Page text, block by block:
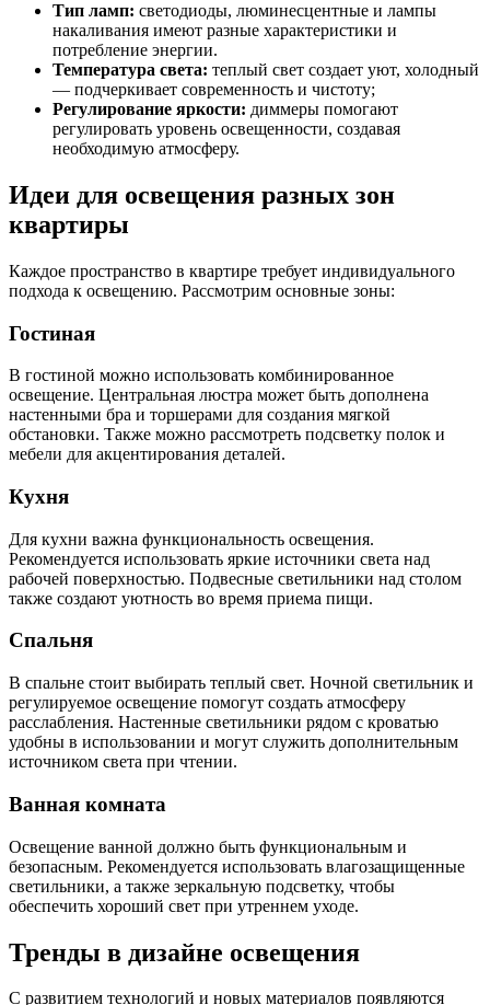
Тип ламп: светодиоды, люминесцентные и лампы
накаливания имеют разные характеристики и
потребление энергии.
Температура света: теплый свет создает уют, холодный
— подчеркивает современность и чистоту;
Регулирование яркости: диммеры помогают
регулировать уровень освещенности, создавая
необходимую атмосферу.
Идеи для освещения разных зон
квартиры
Каждое пространство в квартире требует индивидуального
подхода к освещению. Рассмотрим основные зоны:
Гостиная
В гостиной можно использовать комбинированное
освещение. Центральная люстра может быть дополнена
настенными бра и торшерами для создания мягкой
обстановки. Также можно рассмотреть подсветку полок и
мебели для акцентирования деталей.
Кухня
Для кухни важна функциональность освещения.
Рекомендуется использовать яркие источники света над
рабочей поверхностью. Подвесные светильники над столом
также создают уютность во время приема пищи.
Спальня
В спальне стоит выбирать теплый свет. Ночной светильник и
регулируемое освещение помогут создать атмосферу
расслабления. Настенные светильники рядом с кроватью
удобны в использовании и могут служить дополнительным
источником света при чтении.
Ванная комната
Освещение ванной должно быть функциональным и
безопасным. Рекомендуется использовать влагозащищенные
светильники, а также зеркальную подсветку, чтобы
обеспечить хороший свет при утреннем уходе.
Тренды в дизайне освещения
С развитием технологий и новых материалов появляются